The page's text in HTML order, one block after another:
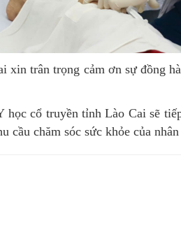
trân trọng cảm ơn sự đồng
cổ truyền tỉnh Lào Cai sẽ
chăm sóc sức khỏe của nhân